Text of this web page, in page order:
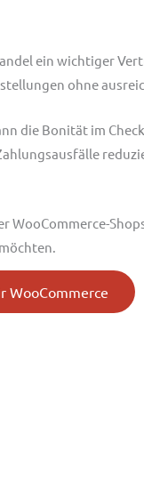
ein wichtiger
ohne
die Bonität im
WooCommerce-
WooCommerce